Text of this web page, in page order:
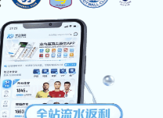
，挑战自我 ——
的起点！